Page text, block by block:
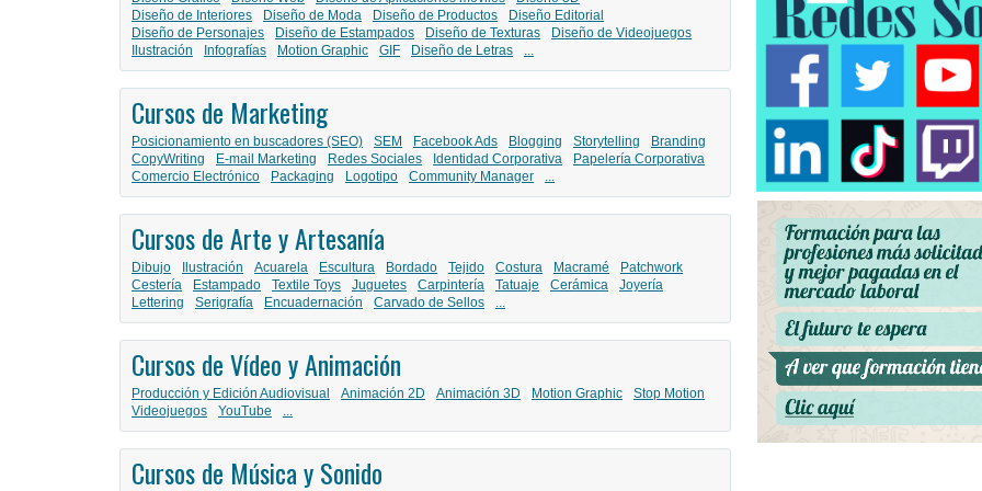
Diseño de Interiores
Diseño de Moda Diseño de Productos
Diseño Editorial
Diseño de Personajes
Diseño de Estampados Diseño de Texturas
Diseño de Videojuegos
Ilustración
Infografías Motion Graphic GIF Diseño de Letras ...
Cursos de Marketing
Posicionamiento en buscadores (SEO) SEM Facebook Ads Blogging Storytelling
Branding
CopyWriting
E-mail Marketing Redes Sociales Identidad Corporativa
Papelería Corporativa
Comercio Electrónico
Packaging Logotipo Community Manager ...
Cursos de Arte y Artesanía
Dibujo Ilustración Acuarela Escultura Bordado Tejido Costura Macramé
Patchwork
Cestería
Estampado Textile Toys Juguetes Carpintería Tatuaje Cerámica
Joyería
Lettering
Serigrafía Encuadernación Carvado de Sellos ...
Cursos de Vídeo y Animación
Producción y Edición Audiovisual Animación 2D Animación 3D Motion Graphic
Stop Motion
Videojuegos
YouTube ...
Cursos de Música y Sonido